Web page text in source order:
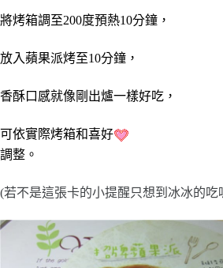
將烤箱調至200度預熱10分鐘，
放入蘋果派烤至10分鐘，
香酥口感就像剛出爐一樣好吃，
可依實際烤箱和喜好
調整。
(若不是這張卡的小提醒只想到冰冰的吃